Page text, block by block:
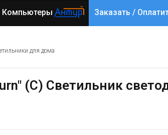
Компьютеры Заказать /
для дома
(С) Светильник